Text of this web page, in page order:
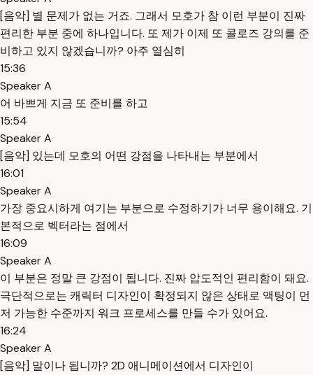
[음악] 별 문제가 없는 거죠. 그래서 모호가 참 이런 부분이 진짜
편리한 부분 중에 하나입니다. 또 제가 이제 또 콜로즈 강의를 준
비하고 있지 않겠습니까? 아주 열심히
15:36
Speaker A
어 바쁘게 지금 또 준비를 하고
15:54
Speaker A
[음악] 있는데 모호의 어떤 강점을 나타내는 부분에서
16:01
Speaker A
가장 중요시하게 여기는 부분으로 수정하기가 너무 용이해요. 기
본적으로 벡터라는 점에서
16:09
Speaker A
이 부분은 정말 큰 강점이 됩니다. 진짜 압도적인 편리함이 돼요.
극단적으로는 캐릭터 디자인이 확정되지 않은 상태로 액팅이 먼
저 가능한 수준까지 워크 프로세스를 만들 수가 있어요.
16:24
Speaker A
[음악] 말이나 됩니까? 2D 애니메이션에서 디자인이